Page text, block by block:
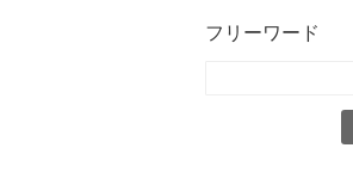
フリーワード